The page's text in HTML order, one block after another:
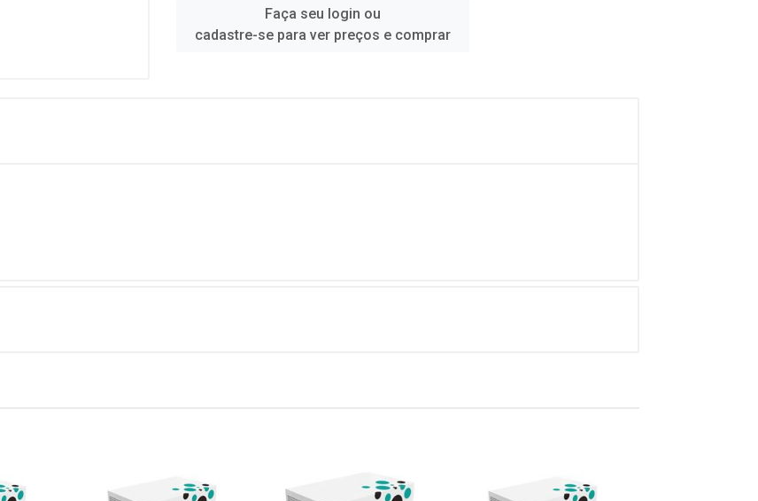
Faça seu login ou
cadastre-se para ver preços e comprar